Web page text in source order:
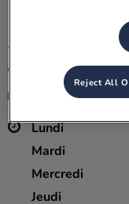
9 Bd de Créac'h
02 98 90 44 44
02 98 90 44 44
Lundi
Mardi
Mercredi
Jeudi
Reject All